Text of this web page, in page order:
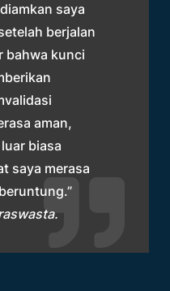
saya
berjalan
bahwa kunci
aman,
biasa
saya merasa